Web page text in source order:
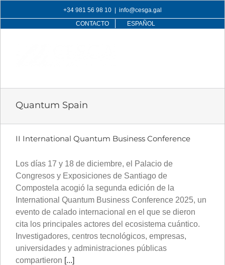
to
content
+34 981 56 98 10
info@cesga.gal
CONTACTO
ESPAÑOL
Quantum Spain
II International Quantum Business Conference
Los días 17 y 18 de diciembre, el Palacio de
Congresos y Exposiciones de Santiago de
Compostela acogió la segunda edición de la
International Quantum Business Conference 2025, un
evento de calado internacional en el que se dieron
cita los principales actores del ecosistema cuántico.
Investigadores, centros tecnológicos, empresas,
universidades y administraciones públicas
compartieron [...]